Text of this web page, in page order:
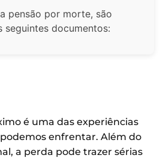
pensão por morte, são
seguintes documentos:
é uma das experiências
enfrentar. Além do
a perda pode trazer sérias